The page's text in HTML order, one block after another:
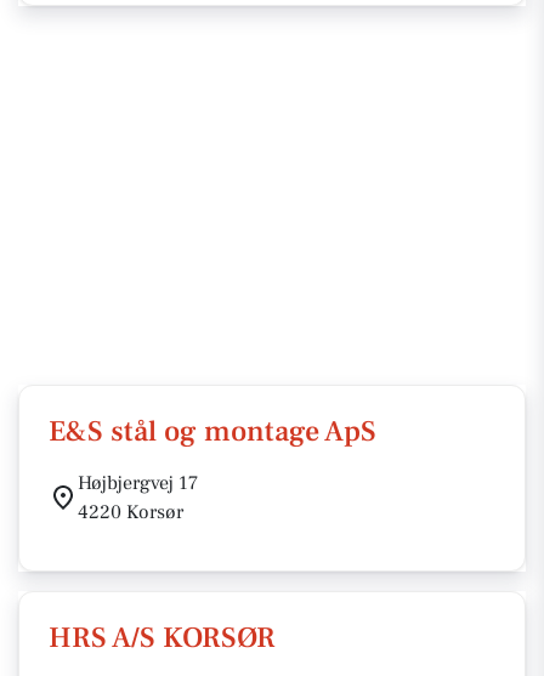
E&S stål og montage ApS
Højbjergvej 17
4220 Korsør
HRS A/S KORSØR